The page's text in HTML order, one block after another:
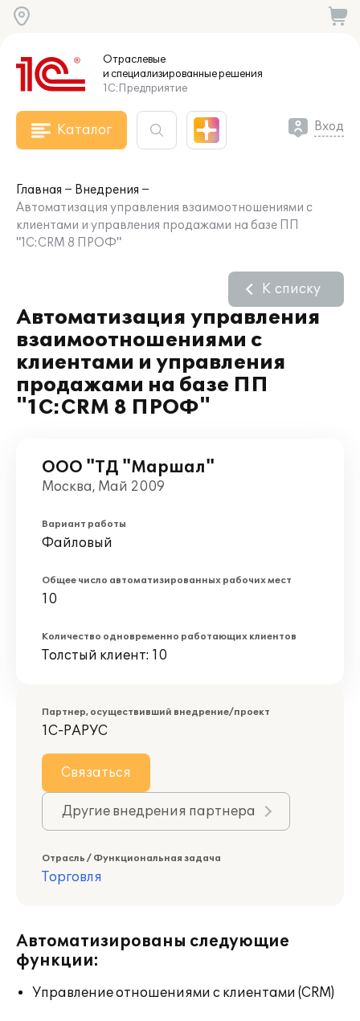
Отраслевые
и специализированныерешения
1С:Предприятие
Каталог Вход
Главная
Внедрения
Автоматизация управления взаимоотношениями с
клиентами и управления продажами на базе ПП
"1С:CRM 8 ПРОФ"
Автоматизация управления
взаимоотношениями с
клиентами и управления
продажами на базе ПП
"1С:CRM 8 ПРОФ"
К списку
ООО "ТД "Маршал"
Москва, Май 2009
Вариант работы
Файловый
Общее число автоматизированных рабочих мест
10
Количество одновременно работающих клиентов
Толстый клиент: 10
Партнер, осуществивший внедрение/проект
1С-РАРУС
Связаться
Другие внедрения партнера
Отрасль / Функциональная задача
Торговля
Автоматизированы следующие
функции:
Управление отношениями с клиентами (CRM)